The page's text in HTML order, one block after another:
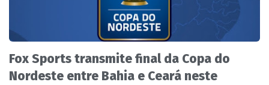
Fox Sports transmite final da Copa do
Nordeste entre Bahia e Ceará neste